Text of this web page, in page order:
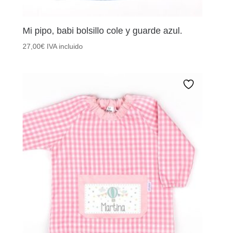
Mi pipo, babi bolsillo cole y guarde azul.
27,00€ IVA incluido